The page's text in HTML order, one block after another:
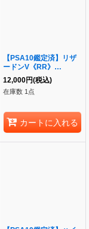
【PSA10鑑定済】リザ
ードンV《RR》
{014/100}[-]
12,000円(税込)
在庫数 1点
カートに入れる